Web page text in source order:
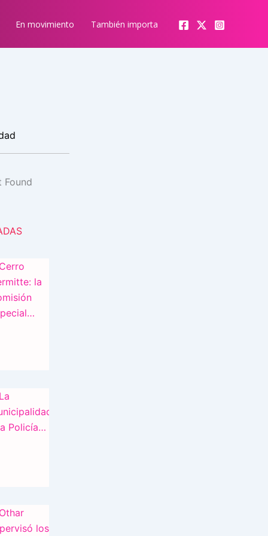
En movimiento También importa